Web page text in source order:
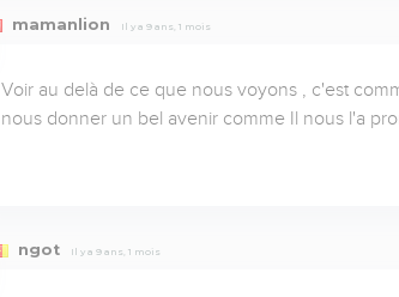
mamanlion Il y a 9 ans, 1 mois
Voir au delà de ce que nous voyons , c'est
nous donner un bel avenir comme Il nous l'a
ngot Il y a 9 ans, 1 mois